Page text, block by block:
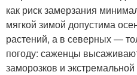
как риск замерзания
мягкой зимой допустима
растений, а в северных —
погоду: саженцы
заморозков и